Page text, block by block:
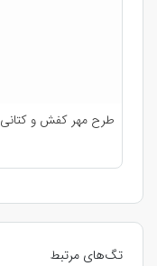
تگ‌های مرتبط
طرح مهر کفش و کتانی